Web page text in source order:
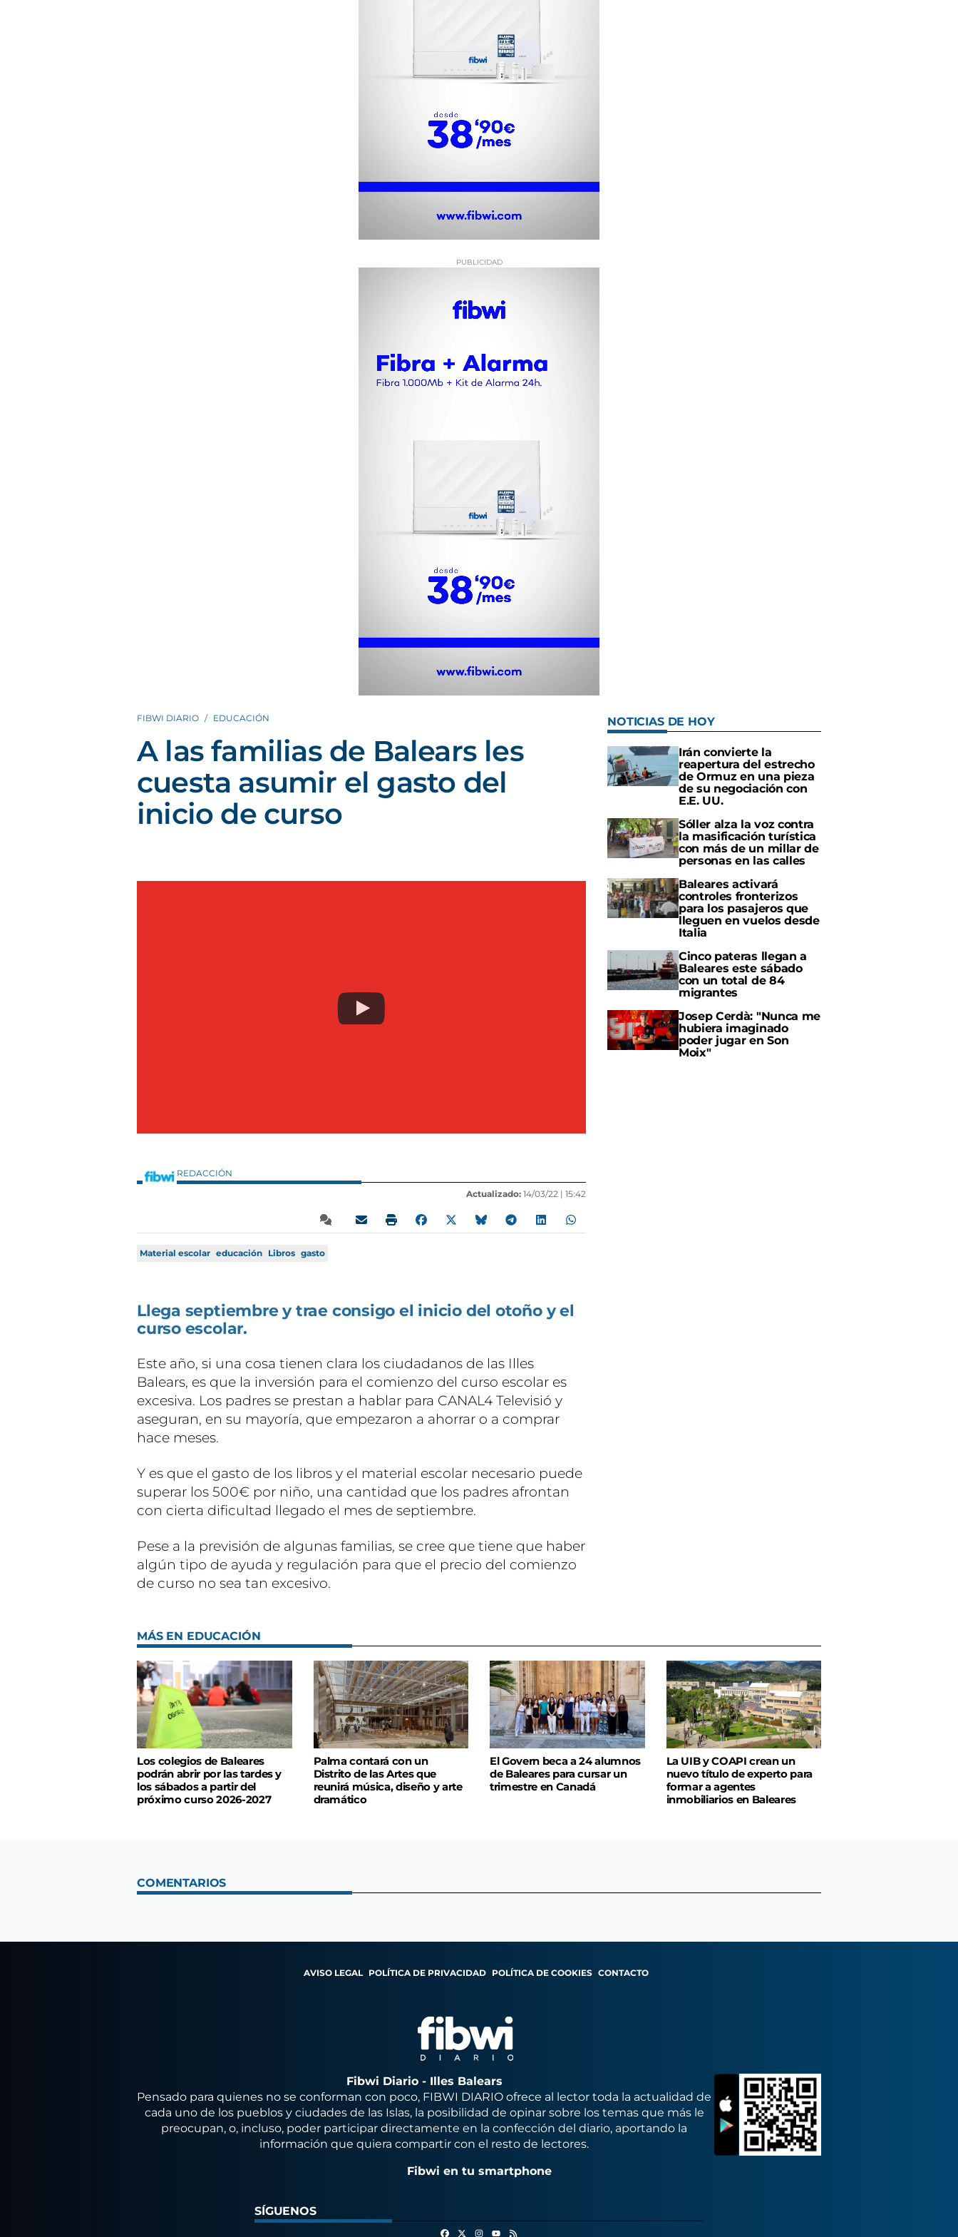
FIBWI DIARIO EDUCACIÓN
A las familias de Balears les
cuesta asumir el gasto del
inicio de curso
REDACCIÓN
Actualizado: 14/03/22 | 15:42
Material escolar educación Libros gasto
Llega septiembre y trae consigo el inicio del otoño y el
curso escolar.
Este año, si una cosa tienen clara los ciudadanos de las Illes
Balears, es que la inversión para el comienzo del curso escolar es
excesiva. Los padres se prestan a hablar para CANAL4 Televisió y
aseguran, en su mayoría, que empezaron a ahorrar o a comprar
hace meses.
Y es que el gasto de los libros y el material escolar necesario puede
superar los 500€ por niño, una cantidad que los padres afrontan
con cierta dificultad llegado el mes de septiembre.
Pese a la previsión de algunas familias, se cree que tiene que haber
algún tipo de ayuda y regulación para que el precio del comienzo
de curso no sea tan excesivo.
NOTICIAS DE HOY
Irán convierte la
reapertura del estrecho
de Ormuz en una pieza
de su negociación con
E.E. UU.
Sóller alza la voz contra
la masificación turística
con más de un millar de
personas en las calles
Baleares activará
controles fronterizos
para los pasajeros que
lleguen en vuelos desde
Italia
Cinco pateras llegan a
Baleares este sábado
con un total de 84
migrantes
Josep Cerdà: "Nunca me
hubiera imaginado
poder jugar en Son
Moix"
MÁS EN EDUCACIÓN
Los colegios de Baleares
podrán abrir por las tardes y
los sábados a partir del
próximo curso 2026-2027
Palma contará con un
Distrito de las Artes que
reunirá música, diseño y arte
dramático
El Govern beca a 24 alumnos
de Baleares para cursar un
trimestre en Canadá
La UIB y COAPI crean un
nuevo título de experto para
formar a agentes
inmobiliarios en Baleares
COMENTARIOS
AVISO LEGAL POLÍTICA DE PRIVACIDAD POLÍTICA DE COOKIES CONTACTO
Fibwi Diario - Illes Balears
Pensado para quienes no se conforman con poco, FIBWI DIARIO ofrece al lector toda la actualidad de
cada uno de los pueblos y ciudades de las Islas, la posibilidad de opinar sobre los temas que más le
preocupan, o, incluso, poder participar directamente en la confección del diario, aportando la
información que quiera compartir con el resto de lectores.
Fibwi en tu smartphone
SÍGUENOS
FacebookInstagram